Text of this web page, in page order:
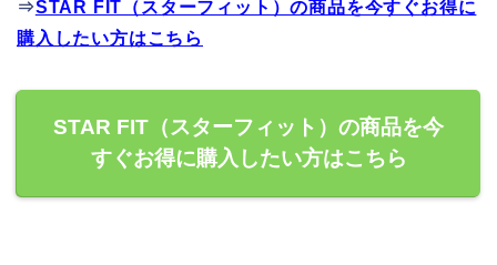
⇒STAR FIT（スターフィット）の商品を今すぐお得に
購入したい方はこちら
STAR FIT（スターフィット）の商品を今
すぐお得に購入したい方はこちら